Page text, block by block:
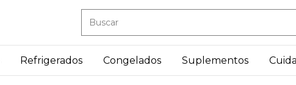
Refrigerados Congelados Suplementos